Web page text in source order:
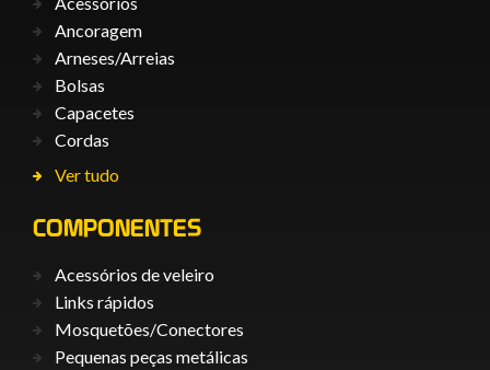
Ancoragem
Arneses/Arreias
Bolsas
Capacetes
Cordas
Ver tudo
COMPONENTES
Acessórios de veleiro
Links rápidos
Mosquetões/Conectores
Pequenas peças metálicas